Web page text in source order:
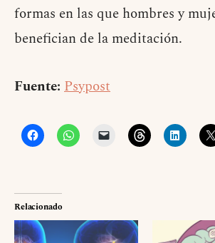
formas en las que hombres y
benefician de la meditación.
Fuente: Psypost
Relacionado